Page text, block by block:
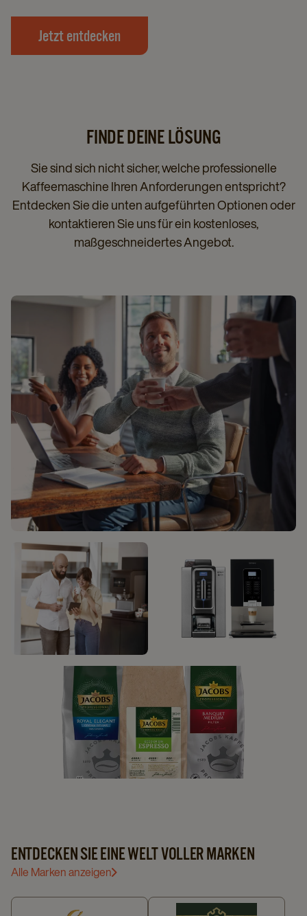
Jetzt entdecken
FINDE DEINE LÖSUNG
Sie sind sich nicht sicher, welche professionelle
Kaffeemaschine Ihren Anforderungen entspricht?
Entdecken Sie die unten aufgeführten Optionen oder
kontaktieren Sie uns für ein kostenloses,
maßgeschneidertes Angebot.
KAFFEELÖSUNGEN
KUNDENDIENST
UNSERE
KAFFEEMASCHINEN
ENTDECKEN SIE EINE WELT VOLLER MARKEN
Alle Marken anzeigen